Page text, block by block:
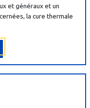
et généraux et un
la cure thermale